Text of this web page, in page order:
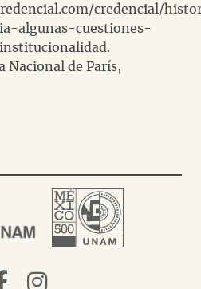
credencial/
algunas-cuestiones-
Nacional de París,